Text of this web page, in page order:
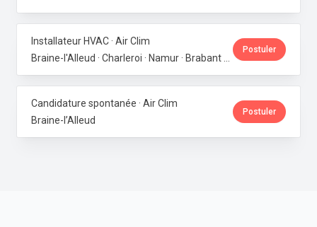
Installateur HVAC · Air Clim
Postuler
Candidature spontanée · Air Clim
Braine-l’Alleud
Postuler